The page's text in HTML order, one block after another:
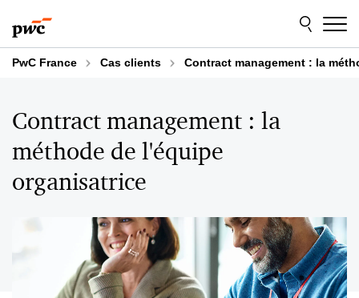
au
contenu
au
pied
dePwC France Cas clients Contract management : la
Contract management : la
méthode de l'équipe
organisatrice